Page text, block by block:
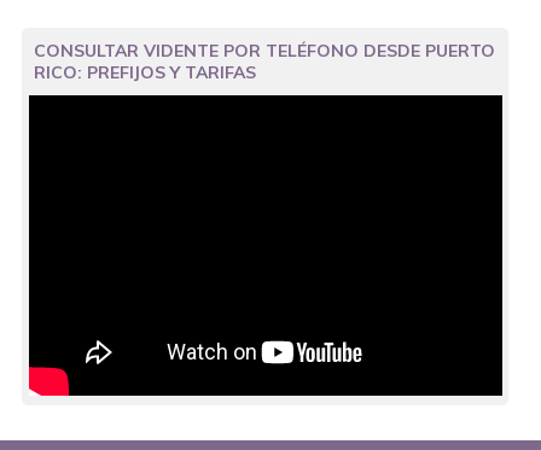
CONSULTAR VIDENTE POR TELÉFONO DESDE PUERTO
RICO: PREFIJOS Y TARIFAS